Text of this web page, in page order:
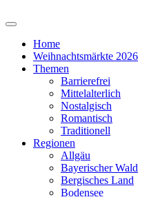
Home
Weihnachtsmärkte 2026
Themen
Barrierefrei
Mittelalterlich
Nostalgisch
Romantisch
Traditionell
Regionen
Allgäu
Bayerischer Wald
Bergisches Land
Bodensee